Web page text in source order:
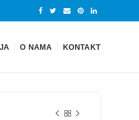
O NAMA KONTAKT